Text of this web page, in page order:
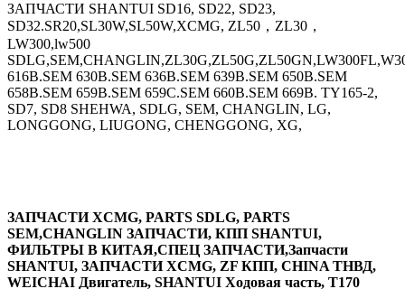
ЗАПЧАСТИ SHANTUI SD16, SD22, SD23,
SD32.SR20,SL30W,SL50W,XCMG, ZL50，ZL30，
LW300,lw500
616B.SEM 630B.SEM 636B.SEM 639B.SEM 650B.SEM
658B.SEM 659B.SEM 659C.SEM 660B.SEM 669B. TY165-2,
SD7, SD8 SHEHWA, SDLG, SEM, CHANGLIN, LG,
LONGGONG, LIUGONG, CHENGGONG, XG,
ЗАПЧАСТИ XCMG, PARTS SDLG, PARTS
SEM,CHANGLIN ЗАПЧАСТИ, КПП SHANTUI,
ФИЛЬТРЫ В КИТАЯ,СПЕЦ ЗАПЧАСТИ,Запчасти
SHANTUI, ЗАПЧАСТИ XCMG, ZF КПП, CHINA ТНВД,
WEICHAI Двигатель, SHANTUI Ходовая часть, T170